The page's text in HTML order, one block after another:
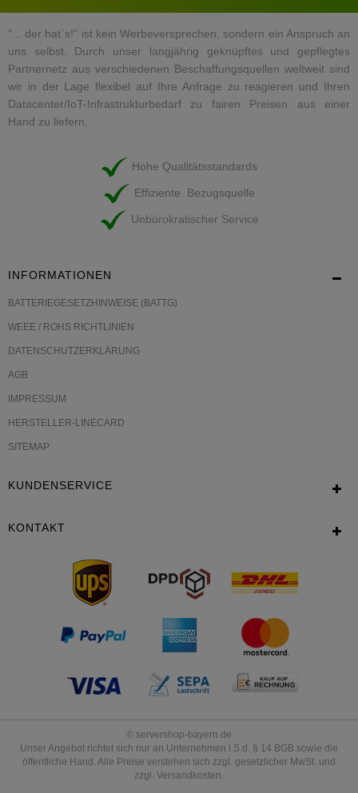
"... der hat`s!" ist kein Werbeversprechen, sondern ein Anspruch an
uns selbst. Durch unser langjährig geknüpftes und gepflegtes
Partnernetz aus verschiedenen Beschaffungsquellen weltweit sind
wir in der Lage flexibel auf Ihre Anfrage zu reagieren und Ihren
Datacenter/IoT-Infrastrukturbedarf zu fairen Preisen aus einer
Hand zu liefern.
Hohe Qualitätsstandards
Effiziente Bezugsquelle
Unbürokratischer Service
INFORMATIONEN
BATTERIEGESETZHINWEISE (BATTG)
WEEE / ROHS RICHTLINIEN
DATENSCHUTZERKLÄRUNG
AGB
IMPRESSUM
HERSTELLER-LINECARD
SITEMAP
KUNDENSERVICE
KONTAKT
© servershop-bayern.de
Unser Angebot richtet sich nur an Unternehmen i.S.d. § 14 BGB sowie die
öffentliche Hand. Alle Preise verstehen sich zzgl. gesetzlicher MwSt. und
zzgl. Versandkosten.